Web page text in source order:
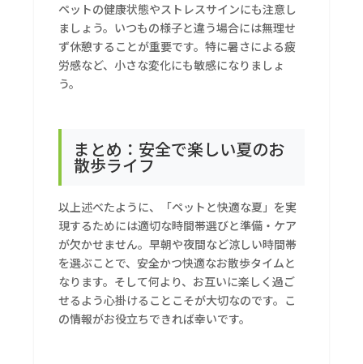
ペットの健康状態やストレスサインにも注意し
ましょう。いつもの様子と違う場合には無理せ
ず休憩することが重要です。特に暑さによる疲
労感など、小さな変化にも敏感になりましょ
う。
まとめ：安全で楽しい夏のお
散歩ライフ
以上述べたように、「ペットと快適な夏」を実
現するためには適切な時間帯選びと準備・ケア
が欠かせません。早朝や夜間など涼しい時間帯
を選ぶことで、安全かつ快適なお散歩タイムと
なります。そして何より、お互いに楽しく過ご
せるよう心掛けることこそが大切なのです。こ
の情報がお役立ちできれば幸いです。